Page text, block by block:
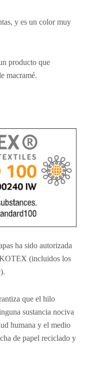
y es un color muy
producto que
macramé.
ha sido autorizada
(incluidos los
que el hilo
sustancia nociva
humana y el medio
de papel reciclado y